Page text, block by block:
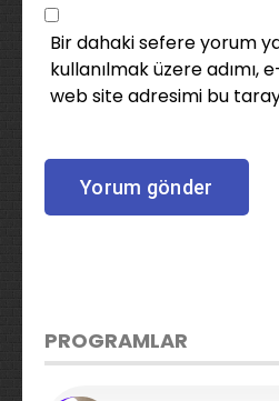
Bir dahaki sefere yorum
kullanılmak üzere adımı,
web site adresimi bu
PROGRAMLAR